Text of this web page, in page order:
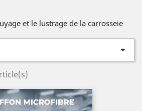
et le lustrage de la carrosseie
